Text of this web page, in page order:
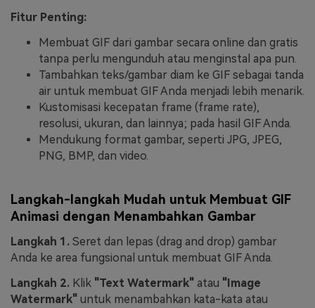
Fitur Penting:
Membuat GIF dari gambar secara online dan gratis
tanpa perlu mengunduh atau menginstal apa pun.
Tambahkan teks/gambar diam ke GIF sebagai tanda
air untuk membuat GIF Anda menjadi lebih menarik.
Kustomisasi kecepatan frame (frame rate),
resolusi, ukuran, dan lainnya; pada hasil GIF Anda.
Mendukung format gambar, seperti JPG, JPEG,
PNG, BMP, dan video.
Langkah-langkah Mudah untuk Membuat GIF
Animasi dengan Menambahkan Gambar
Langkah 1. Seret dan lepas (drag and drop) gambar
Anda ke area fungsional untuk membuat GIF Anda.
Langkah 2. Klik "Text Watermark" atau "Image
Watermark" untuk menambahkan kata-kata atau